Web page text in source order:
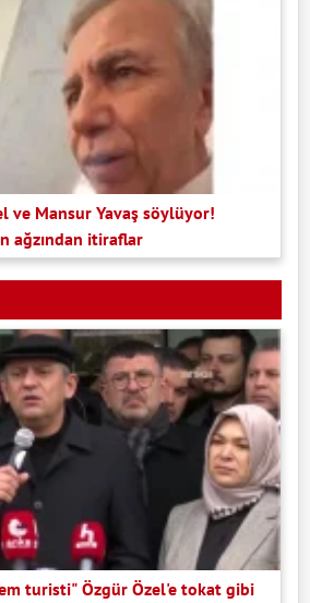
ve Mansur Yavaş söylüyor!
ağzından itiraflar
turisti" Özgür Özel'e tokat gibi